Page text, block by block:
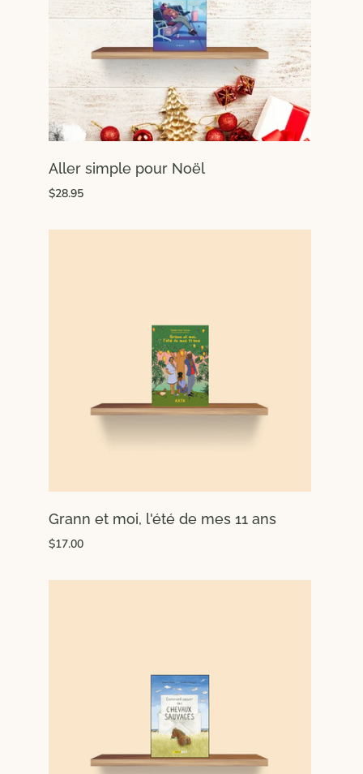
Aller simple pour Noël
$28.95
Grann et moi, l'été de mes 11 ans
$17.00